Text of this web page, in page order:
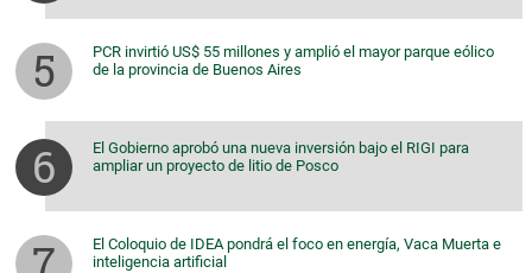
PCR invirtió US$ 55 millones y amplió el mayor parque eólico
de la provincia de Buenos Aires
El Gobierno aprobó una nueva inversión bajo el RIGI para
ampliar un proyecto de litio de Posco
El Coloquio de IDEA pondrá el foco en energía, Vaca Muerta e
inteligencia artificial